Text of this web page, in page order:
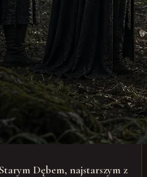
Dębem, najstarszym z